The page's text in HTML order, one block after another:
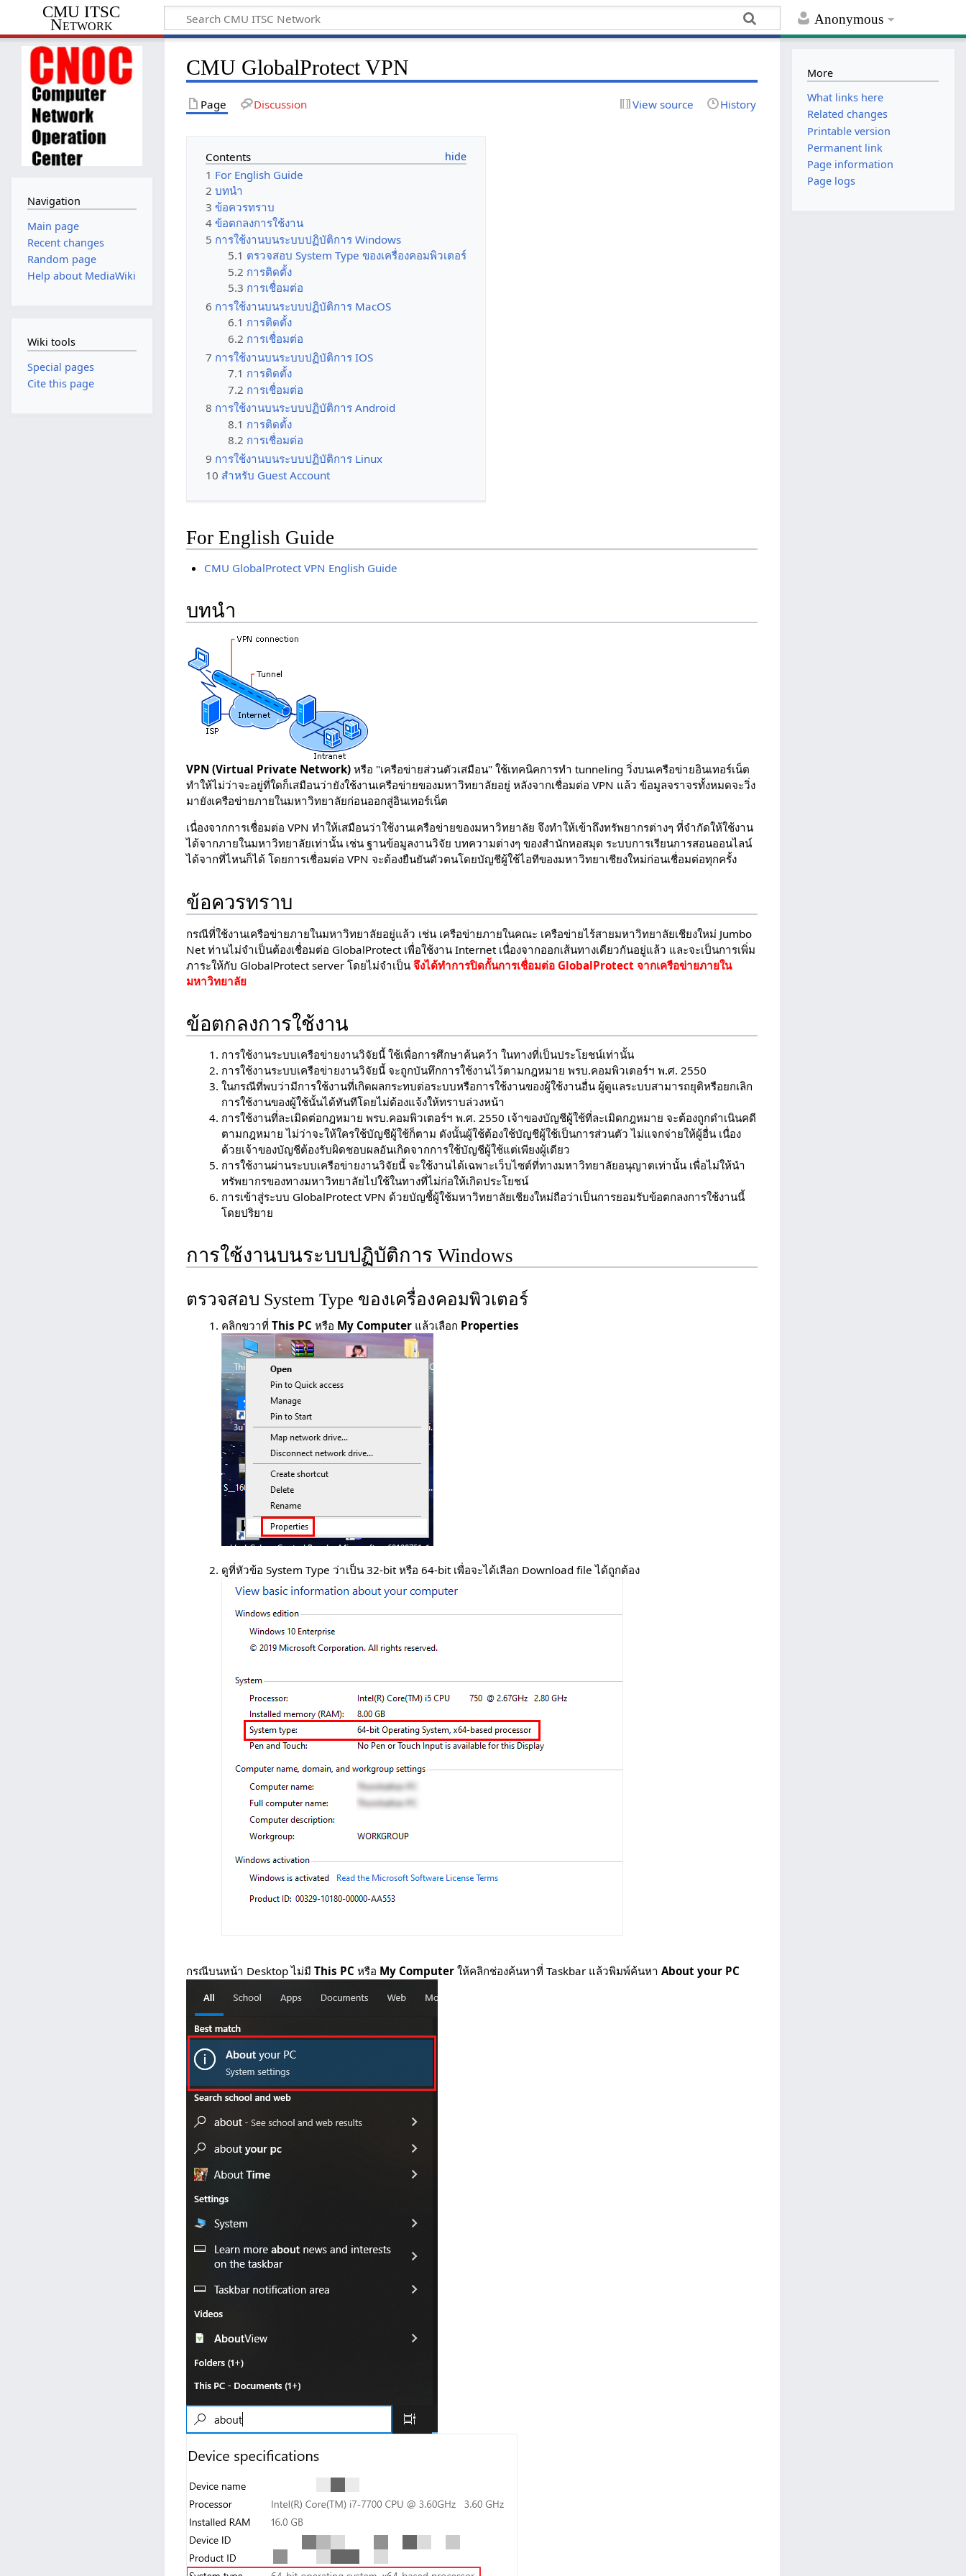
Anonymous
CMU ITSC
Network
CMU GlobalProtect VPN
Page Discussion View source History
Contents
1 For English Guide
2 บทนำ
3 ข้อควรทราบ
4 ข้อตกลงการใช้งาน
5 การใช้งานบนระบบปฏิบัติการ Windows
5.1 ตรวจสอบ System Type ของเครื่องคอมพิวเตอร์
5.2 การติดตั้ง
5.3 การเชื่อมต่อ
6 การใช้งานบนระบบปฏิบัติการ MacOS
6.1 การติดตั้ง
6.2 การเชื่อมต่อ
7 การใช้งานบนระบบปฏิบัติการ IOS
7.1 การติดตั้ง
7.2 การเชื่อมต่อ
8 การใช้งานบนระบบปฏิบัติการ Android
8.1 การติดตั้ง
8.2 การเชื่อมต่อ
9 การใช้งานบนระบบปฏิบัติการ Linux
10 สำหรับ Guest Account
For English Guide
CMU GlobalProtect VPN English Guide
บทนำ
VPN (Virtual Private Network) หรือ "เครือข่ายส่วนตัวเสมือน" ใช้เทคนิคการทำ tunneling วิ่งบนเครือข่ายอินเทอร์เน็ต
ทำให้ไม่ว่าจะอยู่ที่ใดก็เสมือนว่ายังใช้งานเครือข่ายของมหาวิทยาลัยอยู่ หลังจากเชื่อมต่อ VPN แล้ว ข้อมูลจราจรทั้งหมดจะวิ่ง
มายังเครือข่ายภายในมหาวิทยาลัยก่อนออกสู่อินเทอร์เน็ต
เนื่องจากการเชื่อมต่อ VPN ทำให้เสมือนว่าใช้งานเครือข่ายของมหาวิทยาลัย จึงทำให้เข้าถึงทรัพยากรต่างๆ ที่จำกัดให้ใช้งาน
ได้จากภายในมหาวิทยาลัยเท่านั้น เช่น ฐานข้อมูลงานวิจัย บทความต่างๆ ของสำนักหอสมุด ระบบการเรียนการสอนออนไลน์
ได้จากที่ไหนก็ได้ โดยการเชื่อมต่อ VPN จะต้องยืนยันตัวตนโดยบัญชีผู้ใช้ไอทีของมหาวิทยาเชียงใหม่ก่อนเชื่อมต่อทุกครั้ง
ข้อควรทราบ
กรณีที่ใช้งานเครือข่ายภายในมหาวิทยาลัยอยู่แล้ว เช่น เครือข่ายภายในคณะ เครือข่ายไร้สายมหาวิทยาลัยเชียงใหม่ Jumbo
Net ท่านไม่จำเป็นต้องเชื่อมต่อ GlobalProtect เพื่อใช้งาน Internet เนื่องจากออกเส้นทางเดียวกันอยู่แล้ว และจะเป็นการเพิ่ม
ภาระให้กับ GlobalProtect server โดยไม่จำเป็นจึงได้ทำการปิดกั้นการเชื่อมต่อ GlobalProtect จากเครือข่ายภายใน
มหาวิทยาลัย
ข้อตกลงการใช้งาน
การใช้งานระบบเครือข่ายงานวิจัยนี้ ใช้เพื่อการศึกษาค้นคว้า ในทางที่เป็นประโยชน์เท่านั้น
การใช้งานระบบเครือข่ายงานวิจัยนี้ จะถูกบันทึกการใช้งานไว้ตามกฎหมาย พรบ.คอมพิวเตอร์ฯ พ.ศ. 2550
ในกรณีที่พบว่ามีการใช้งานที่เกิดผลกระทบต่อระบบหรือการใช้งานของผู้ใช้งานอื่น ผู้ดูแลระบบสามารถยุติหรือยกเลิก
การใช้งานของผู้ใช้นั้นได้ทันทีโดยไม่ต้องแจ้งให้ทราบล่วงหน้า
การใช้งานที่ละเมิดต่อกฎหมาย พรบ.คอมพิวเตอร์ฯ พ.ศ. 2550 เจ้าของบัญชีผู้ใช้ที่ละเมิดกฎหมาย จะต้องถูกดำเนินคดี
ตามกฎหมาย ไม่ว่าจะให้ใครใช้บัญชีผู้ใช้ก็ตาม ดังนั้นผู้ใช้ต้องใช้บัญชีผู้ใช้เป็นการส่วนตัว ไม่แจกจ่ายให้ผู้อื่น เนื่อง
ด้วยเจ้าของบัญชีต้องรับผิดชอบผลอันเกิดจากการใช้บัญชีผู้ใช้แต่เพียงผู้เดียว
การใช้งานผ่านระบบเครือข่ายงานวิจัยนี้ จะใช้งานได้เฉพาะเว็บไซต์ที่ทางมหาวิทยาลัยอนุญาตเท่านั้น เพื่อไม่ให้นำ
ทรัพยากรของทางมหาวิทยาลัยไปใช้ในทางที่ไม่ก่อให้เกิดประโยชน์
การเข้าสู่ระบบ GlobalProtect VPN ด้วยบัญชี้ผู้ใช้มหาวิทยาลัยเชียงใหม่ถือว่าเป็นการยอมรับข้อตกลงการใช้งานนี้
โดยปริยาย
การใช้งานบนระบบปฏิบัติการ Windows
ตรวจสอบ System Type ของเครื่องคอมพิวเตอร์
คลิกขวาที่ This PC หรือ My Computer แล้วเลือก Properties
ดูที่หัวข้อ System Type ว่าเป็น 32-bit หรือ 64-bit เพื่อจะได้เลือก Download file ได้ถูกต้อง
กรณีบนหน้า Desktop ไม่มีThis PC หรือ My Computer ให้คลิกช่องค้นหาที่ Taskbar แล้วพิมพ์ค้นหาAbout your PC
Navigation
Main page
Recent changes
Random page
Help about MediaWiki
Wiki tools
Special pages
Cite this page
More
What links here
Related changes
Printable version
Permanent link
Page information
Page logs